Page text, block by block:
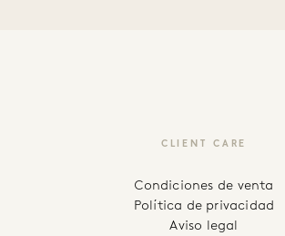
CLIENT CARE
Condiciones de venta
Política de privacidad
Aviso legal